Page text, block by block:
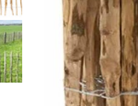
Dassengaas
Mollengaas